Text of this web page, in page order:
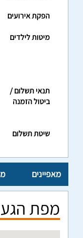
הפקת אירועים
מיטות לילדים
תנאי תשלום /
ביטול הזמנה
שיטת תשלום
מאפיינים
מפת